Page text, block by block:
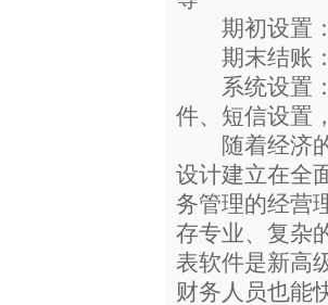
期初设置：
期末结账：
系统设置：
件、短信设置
随着经济的
设计建立在全
务管理的经营
存专业、复杂
表软件是新高
财务人员也能